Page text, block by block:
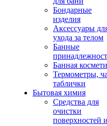
Бондарные
изделия
Аксеcсуары
ухода за телом
Банные
Банная
Термометры,
таблички
Бытовая химия
Средства для
очистки
поверхностей